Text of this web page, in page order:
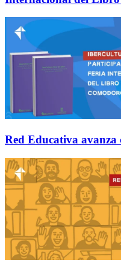
Red Educativa avanza